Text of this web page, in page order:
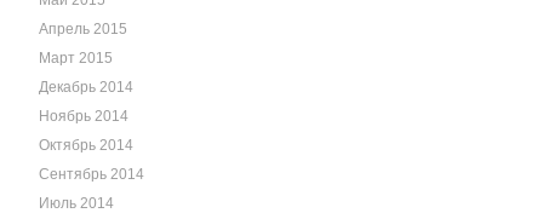
Апрель 2015
Март 2015
Декабрь 2014
Ноябрь 2014
Октябрь 2014
Сентябрь 2014
Июль 2014